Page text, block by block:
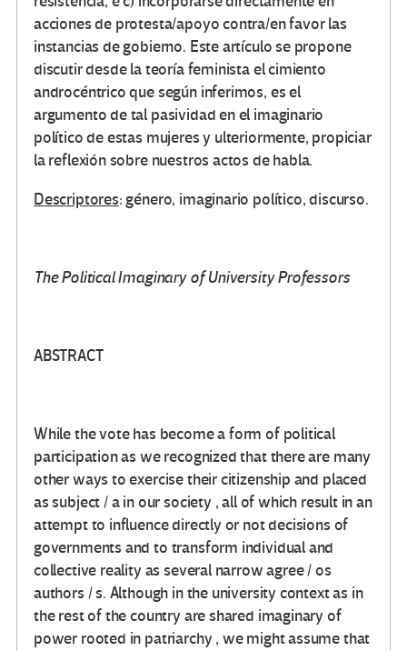
acciones de protesta/apoyo contra/en favor las
instancias de gobierno. Este artículo se propone
discutir desde la teoría feminista el cimiento
androcéntrico que según inferimos, es el
argumento de tal pasividad en el imaginario
político de estas mujeres y ulteriormente, propiciar
la reflexión sobre nuestros actos de habla.
Descriptores: género, imaginario político, discurso.
The Political Imaginary of University Professors
ABSTRACT
While the vote has become a form of political
participation as we recognized that there are many
other ways to exercise their citizenship and placed
as subject / a in our society , all of which result in an
attempt to influence directly or not decisions of
governments and to transform individual and
collective reality as several narrow agree / os
authors / s. Although in the university context as in
the rest of the country are shared imaginary of
power rooted in patriarchy , we might assume that